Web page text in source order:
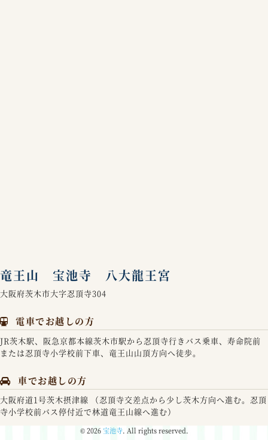
竜王山 宝池寺 八大龍王宮
大阪府茨木市大字忍頂寺304
電車でお越しの方
JR茨木駅、阪急京都本線茨木市駅から忍頂寺行きバス乗車、寿命院前
または忍頂寺小学校前下車、竜王山山頂方向へ徒歩。
車でお越しの方
大阪府道1号茨木摂津線 （忍頂寺交差点から少し茨木方向へ進む。忍頂
寺小学校前バス停付近で林道竜王山線へ進む）
© 2026宝池寺. All rights reserved.